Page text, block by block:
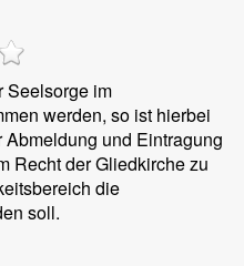
Seelsorge im
werden, so ist hierbei
und Eintragung
Recht der Gliedkirche zu
die
soll.